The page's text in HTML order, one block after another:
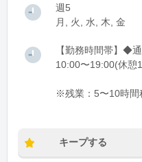
週5
月, 火, 水, 木, 金
【勤務時間帯】◆
10:00〜19:00(休憩
※残業：5〜10時間
キープする